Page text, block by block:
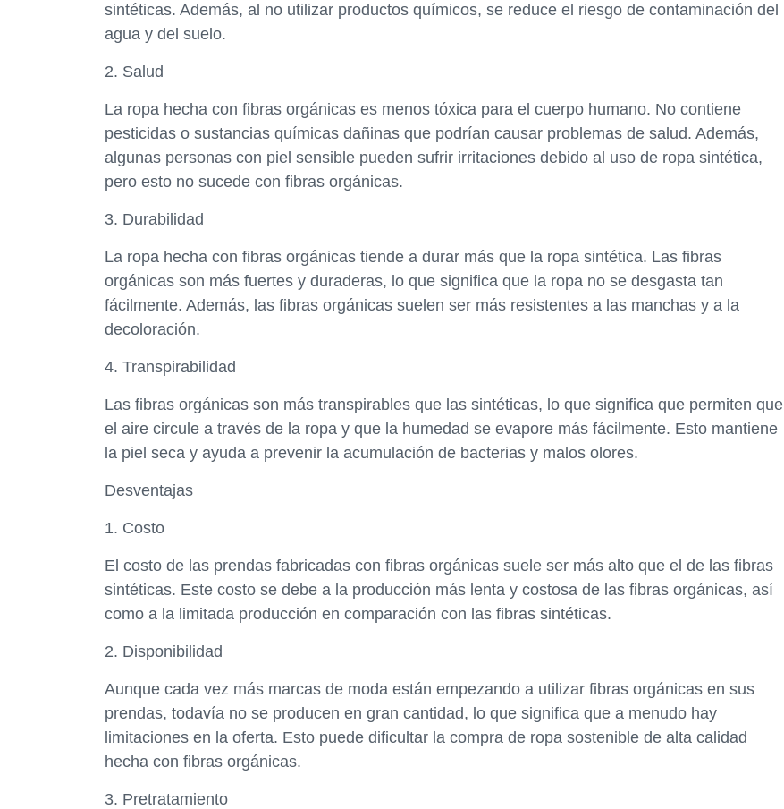
sintéticas. Además, al no utilizar productos químicos, se reduce el riesgo de contaminación del
agua y del suelo.
2. Salud
La ropa hecha con fibras orgánicas es menos tóxica para el cuerpo humano. No contiene
pesticidas o sustancias químicas dañinas que podrían causar problemas de salud. Además,
algunas personas con piel sensible pueden sufrir irritaciones debido al uso de ropa sintética,
pero esto no sucede con fibras orgánicas.
3. Durabilidad
La ropa hecha con fibras orgánicas tiende a durar más que la ropa sintética. Las fibras
orgánicas son más fuertes y duraderas, lo que significa que la ropa no se desgasta tan
fácilmente. Además, las fibras orgánicas suelen ser más resistentes a las manchas y a la
decoloración.
4. Transpirabilidad
Las fibras orgánicas son más transpirables que las sintéticas, lo que significa que permiten que
el aire circule a través de la ropa y que la humedad se evapore más fácilmente. Esto mantiene
la piel seca y ayuda a prevenir la acumulación de bacterias y malos olores.
Desventajas
1. Costo
El costo de las prendas fabricadas con fibras orgánicas suele ser más alto que el de las fibras
sintéticas. Este costo se debe a la producción más lenta y costosa de las fibras orgánicas, así
como a la limitada producción en comparación con las fibras sintéticas.
2. Disponibilidad
Aunque cada vez más marcas de moda están empezando a utilizar fibras orgánicas en sus
prendas, todavía no se producen en gran cantidad, lo que significa que a menudo hay
limitaciones en la oferta. Esto puede dificultar la compra de ropa sostenible de alta calidad
hecha con fibras orgánicas.
3. Pretratamiento